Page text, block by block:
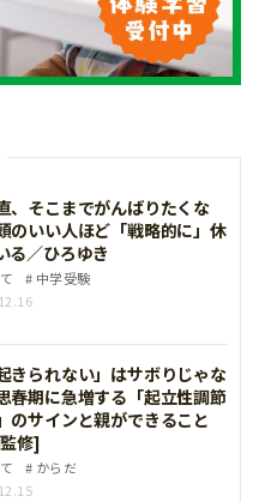
、そこまでがんばりたくな
のいい人ほど「戦略的に」休
る／ひろゆき
中学受験
きられない」はサボりじゃな
春期に急増する「起立性調節
のサインと親ができること
修]
からだ